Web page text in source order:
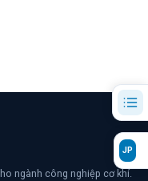
ngành công nghiệp cơ khí.
JP